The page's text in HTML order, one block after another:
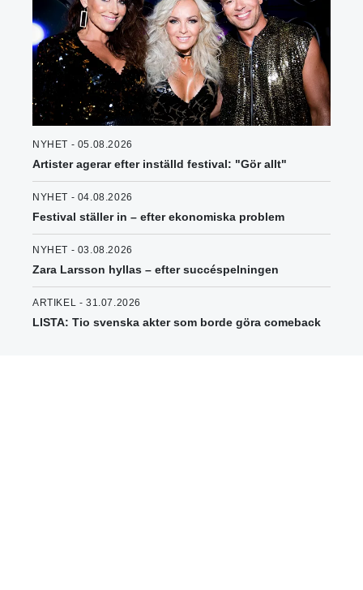
NYHET - 05.08.2026
Artister agerar efter inställd festival: "Gör allt"
NYHET - 04.08.2026
Festival ställer in – efter ekonomiska problem
NYHET - 03.08.2026
Zara Larsson hyllas – efter succéspelningen
ARTIKEL - 31.07.2026
LISTA: Tio svenska akter som borde göra comeback